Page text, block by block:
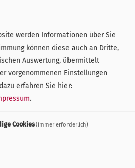
Avaneo im Fichtelgebirge
werden Informationen über Sie
können diese auch an Dritte,
Auswertung, übermittelt
vorgenommenen Einstellungen
erfahren Sie hier:
.
Cookies(immer erforderlich)